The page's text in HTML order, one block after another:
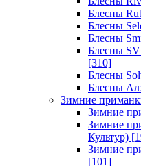
Блесны
Блесны
Блесны
Блесны
[310]
Блесны
Блесны
Зимние
Зимние
Зимние
Культур)
Зимние
[101]